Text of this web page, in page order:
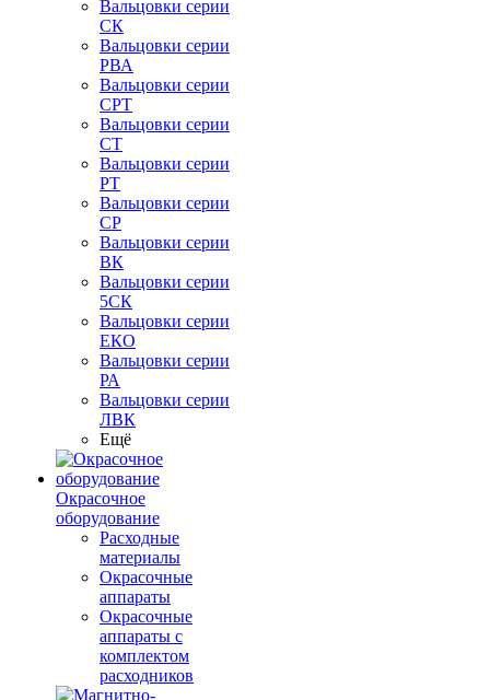
Вальцовки серии
СК
Вальцовки серии
РВА
Вальцовки серии
СРТ
Вальцовки серии
СТ
Вальцовки серии
РТ
Вальцовки серии
СР
Вальцовки серии
ВК
Вальцовки серии
5СК
Вальцовки серии
ЕКО
Вальцовки серии
РА
Вальцовки серии
ЛВК
Ещё
Окрасочное
оборудование
Расходные
материалы
Окрасочные
аппараты
Окрасочные
аппараты с
комплектом
расходников